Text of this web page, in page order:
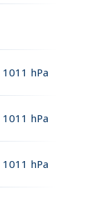
1011 hPa
1011 hPa
1011 hPa